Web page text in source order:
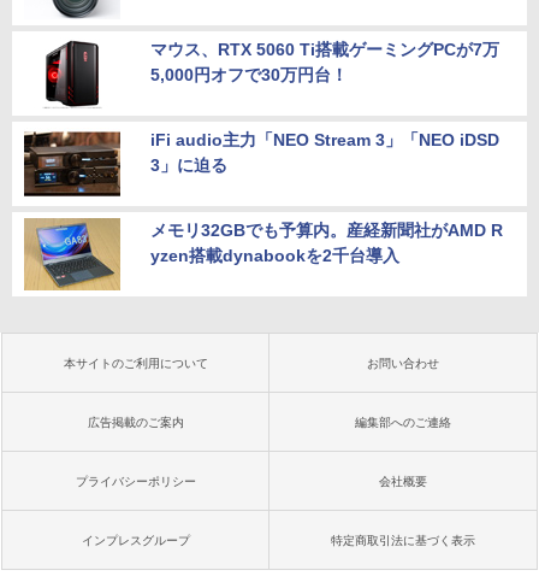
マウス、RTX 5060 Ti搭載ゲーミングPCが7万
5,000円オフで30万円台！
iFi audio主力「NEO Stream 3」「NEO iDSD
3」に迫る
メモリ32GBでも予算内。産経新聞社がAMD R
yzen搭載dynabookを2千台導入
本サイトのご利用について お問い合わせ
広告掲載のご案内 編集部へのご連絡
プライバシーポリシー 会社概要
インプレスグループ 特定商取引法に基づく表示